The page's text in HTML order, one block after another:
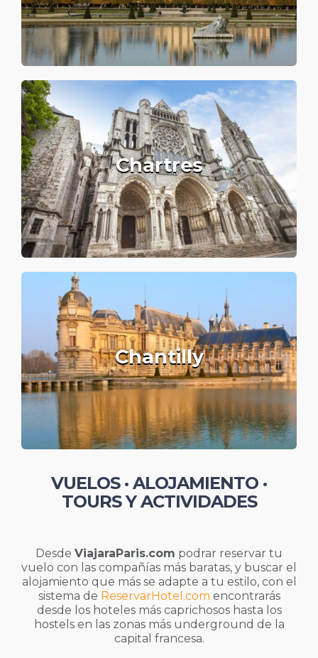
Chartres
Chantilly
VUELOS · ALOJAMIENTO ·
TOURS Y ACTIVIDADES
Desde ViajaraParis.com podrar reservar tu
vuelo con las compañías más baratas, y buscar el
alojamiento que más se adapte a tu estilo, con el
sistema de ReservarHotel.com encontrarás
desde los hoteles más caprichosos hasta los
hostels en las zonas más underground de la
capital francesa.